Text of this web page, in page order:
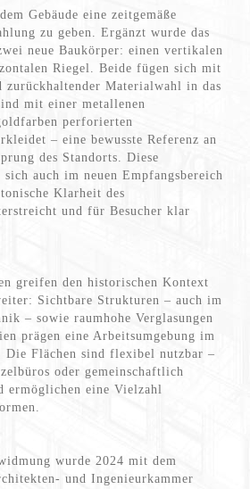
Gebäude eine zeitgemäße
zu geben. Ergänzt wurde das
neue Baukörper: einen vertikalen
Riegel. Beide fügen sich mit
zurückhaltender Materialwahl in das
mit einer metallenen
perforierten
– eine bewusste Referenz an
des Standorts. Diese
auch im neuen Empfangsbereich
Klarheit des
und für Besucher klar
greifen den historischen Kontext
Sichtbare Strukturen – auch im
– sowie raumhohe Verglasungen
prägen eine Arbeitsumgebung im
Flächen sind flexibel nutzbar –
oder gemeinschaftlich
ermöglichen eine Vielzahl
wurde 2024 mit dem
und Ingenieurkammer